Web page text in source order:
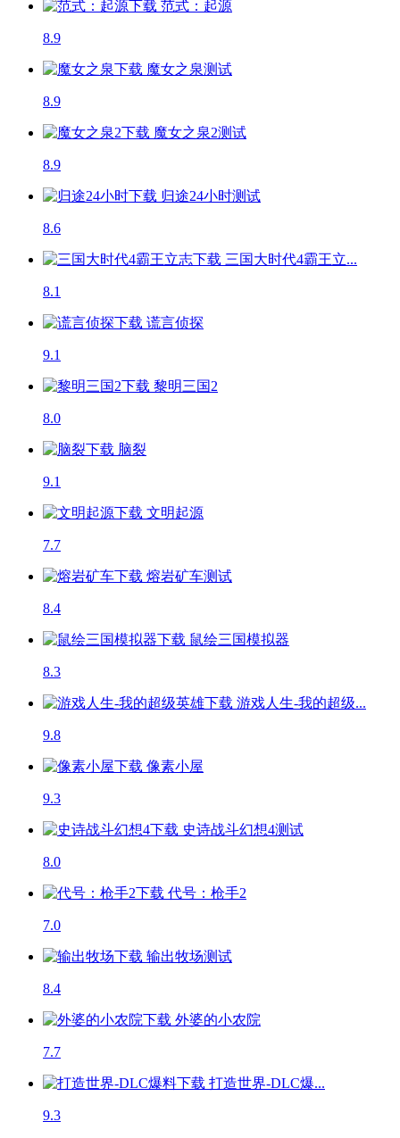
范式：起源
8.9
魔女之泉测试
8.9
魔女之泉2测试
8.9
归途24小时测试
8.6
三国大时代4霸王立...
8.1
谎言侦探
9.1
黎明三国2
8.0
脑裂
9.1
文明起源
7.7
熔岩矿车测试
8.4
鼠绘三国模拟器
8.3
游戏人生-我的超级...
9.8
像素小屋
9.3
史诗战斗幻想4测试
8.0
代号：枪手2
7.0
输出牧场测试
8.4
外婆的小农院
7.7
打造世界-DLC爆...
9.3